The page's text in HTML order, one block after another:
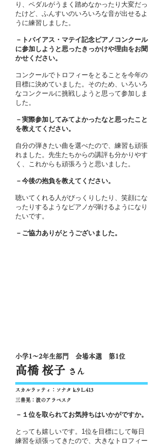
り、ペダルがうまく踏めなかったり大変だっ
たけど、ふんすいのいろいろな音が出せるよ
うに練習しました。
－トバイアス・マテイ記念ピアノコンクール
に参加しようと思ったきっかけや理由をお聞
かせください。
コンクールでトロフィーをとることを今年の
目標に決めていました。そのため、いろいろ
なコンクールに挑戦しようと思って参加しま
した。
－実際参加してみてよかったなと思ったこと
を教えてください。
自分の弾きたい曲を選べたので、練習も頑張
れました。先生たちからの講評も分かりやす
く、これからも頑張ろうと思いました。
－今後の抱負を教えてください。
聴いてくれる人がびっくりしたり、笑顔にな
ったりするようなピアノが弾けるようになり
たいです。
－ご協力ありがとうございました。
小学1～2年生部門 会場本選 第1位
高橋 桜子 さん
スカルラッティ：ソナタ k.9 L.413
三善晃：波のアラベスク
－１位を取られてお気持ちはいかがですか。
とっても嬉しいです。1位を目標にして毎日
練習を頑張ってきたので、大きなトロフィー